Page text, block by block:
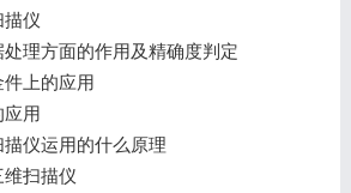
描仪
理方面的作用及精确度判定
上的应用
应用
仪运用的什么原理
扫描仪